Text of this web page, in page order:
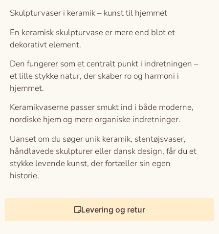
Levering og retur
Skulpturvaser i keramik – kunst til hjemmet
En keramisk skulpturvase er mere end blot et
dekorativt element.
Den fungerer som et centralt punkt i indretningen –
et lille stykke natur, der skaber ro og harmoni i
hjemmet.
Keramikvaserne passer smukt ind i både moderne,
nordiske hjem og mere organiske indretninger.
Uanset om du søger unik keramik, stentøjsvaser,
håndlavede skulpturer eller dansk design, får du et
stykke levende kunst, der fortæller sin egen
historie.